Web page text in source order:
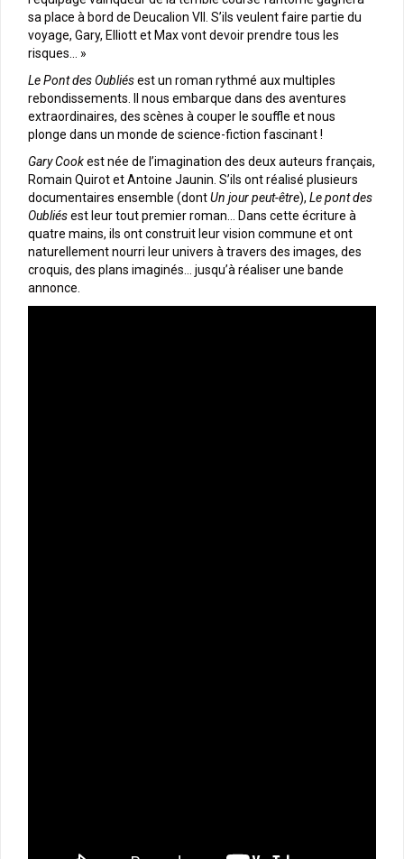
sa place à bord de Deucalion VII. S’ils veulent faire partie du
voyage, Gary, Elliott et Max vont devoir prendre tous les
risques… »
Le Pont des Oubliésest un roman rythmé aux multiples
rebondissements. Il nous embarque dans des aventures
extraordinaires, des scènes à couper le souffle et nous
plonge dans un monde de science-fiction fascinant !
Gary Cookest née de l’imagination des deux auteurs français,
Romain Quirot et Antoine Jaunin. S’ils ont réalisé plusieurs
documentaires ensemble (dontUn jour peut-être), Le pont des
Oubliésest leur tout premier roman… Dans cette écriture à
quatre mains, ils ont construit leur vision commune et ont
naturellement nourri leur univers à travers des images, des
croquis, des plans imaginés… jusqu’à réaliser une bande
annonce.